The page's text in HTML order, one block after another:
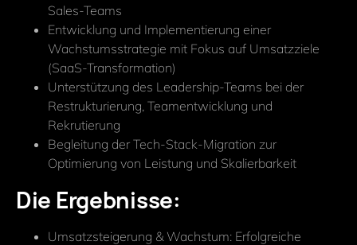
Sales-Teams
Entwicklung und Implementierung einer
Wachstumsstrategie mit Fokus auf Umsatzziele
(SaaS-Transformation)
Unterstützung des Leadership-Teams bei der
Restrukturierung, Teamentwicklung und
Rekrutierung
Begleitung der Tech-Stack-Migration zur
Optimierung von Leistung und Skalierbarkeit
Die Ergebnisse:
Umsatzsteigerung & Wachstum: Erfolgreiche